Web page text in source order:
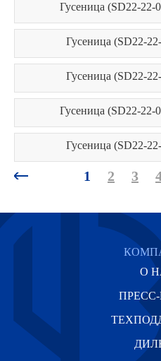
Гусеница (SD22-22-
Гусеница (SD22-
Гусеница (SD22-
Гусеница (SD22-22-
Гусеница (SD22-
1 2 3
О